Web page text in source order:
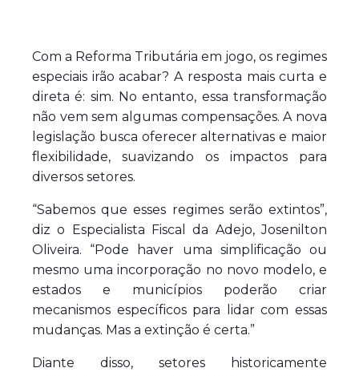
Com a Reforma Tributária em jogo, os regimes
especiais irão acabar? A resposta mais curta e
direta é: sim. No entanto, essa transformação
não vem sem algumas compensações. A nova
legislação busca oferecer alternativas e maior
flexibilidade, suavizando os impactos para
diversos setores.
“Sabemos que esses regimes serão extintos”,
diz o Especialista Fiscal da Adejo, Josenilton
Oliveira. “Pode haver uma simplificação ou
mesmo uma incorporação no novo modelo, e
estados e municípios poderão criar
mecanismos específicos para lidar com essas
mudanças. Mas a extinção é certa.”
Diante disso, setores historicamente